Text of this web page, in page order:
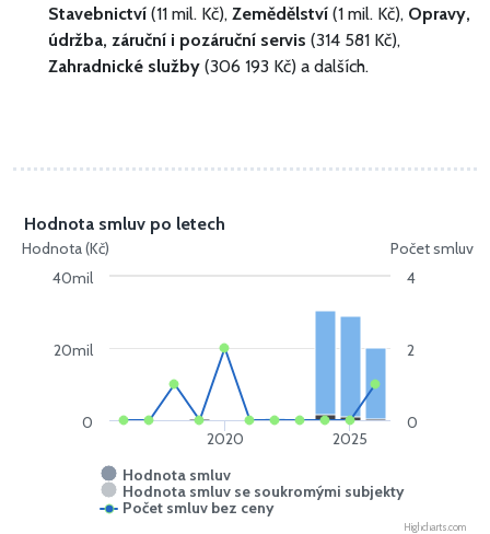
Stavebnictví (11 mil. Kč), Zemědělství (1 mil. Kč), Opravy,
údržba, záruční i pozáruční servis (314 581 Kč),
Zahradnické služby (306 193 Kč) a dalších.
Hodnota (Kč) Počet smluv
Hodnota smluv po letech
Hodnota smluv
Hodnota smluv se soukromými subjekty
Počet smluv bez ceny
2020 2025
0
20mil
40mil
0
2
4
Highcharts.com